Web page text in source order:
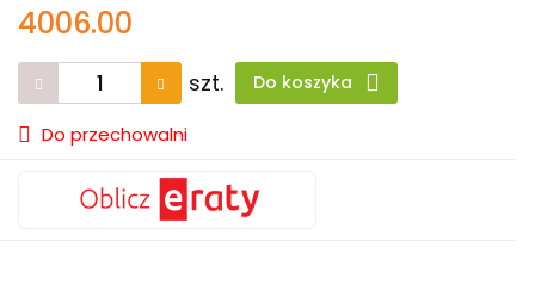
4006.00
szt. Do koszyka
Do przechowalni